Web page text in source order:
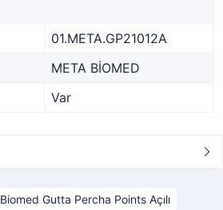
01.META.GP21012A
META BİOMED
Var
Gutta Percha Points Açılı